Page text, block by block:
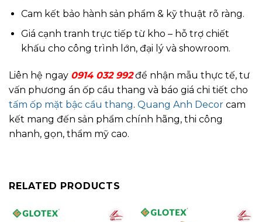
Cam kết bảo hành sản phẩm & kỹ thuật rõ ràng.
Giá cạnh tranh trực tiếp từ kho – hỗ trợ chiết
khấu cho công trình lớn, đại lý và showroom.
Liên hệ ngay 0914 032 992để nhận mẫu thực tế, tư
vấn phương án ốp cầu thang và báo giá chi tiết cho
tấm ốp mặt bậc cầu thang. Quang Anh Decor cam
kết mang đến sản phẩm chính hãng, thi công
nhanh, gọn, thẩm mỹ cao.
RELATED PRODUCTS